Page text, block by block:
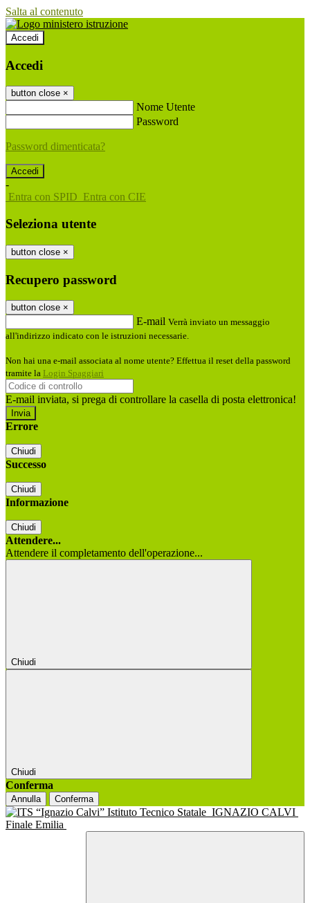
Salta al contenuto
Accedi
Accedi
button close ×
Nome Utente
Password
Password dimenticata?
-
Entra con SPID Entra con CIE
Seleziona utente
button close ×
Recupero password
button close ×
E-mail Verrà inviato un messaggio
all'indirizzo indicato con le istruzioni necessarie.
Non hai una e-mail associata al nome utente? Effettua il reset della password
tramite la Login Spaggiari
E-mail inviata, si prega di controllare la casella di posta elettronica!
Errore
Chiudi
Successo
Chiudi
Informazione
Chiudi
Attendere...
Attendere il completamento dell'operazione...
Chiudi
Chiudi
Conferma
Annulla Conferma
Istituto Tecnico Statale IGNAZIO CALVI
Finale Emilia